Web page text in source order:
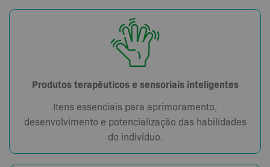
Produtos terapêuticos e sensoriais inteligentes
Itens essenciais para aprimoramento,
desenvolvimento e potencialização das habilidades
do indivíduo.